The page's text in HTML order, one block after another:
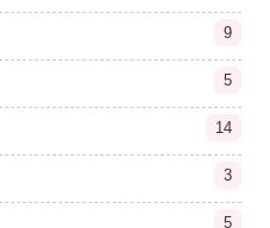
9
5
14
3
5